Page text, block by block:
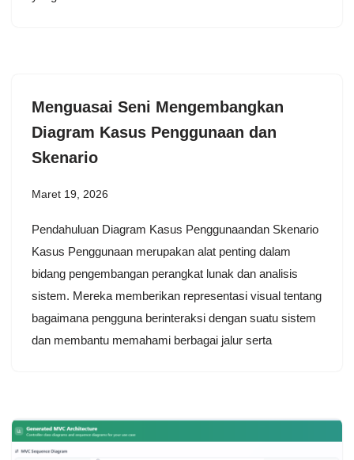
Menguasai Seni Mengembangkan
Diagram Kasus Penggunaan dan
Skenario
Maret 19, 2026
Pendahuluan Diagram Kasus Penggunaandan Skenario
Kasus Penggunaan merupakan alat penting dalam
bidang pengembangan perangkat lunak dan analisis
sistem. Mereka memberikan representasi visual tentang
bagaimana pengguna berinteraksi dengan suatu sistem
dan membantu memahami berbagai jalur serta